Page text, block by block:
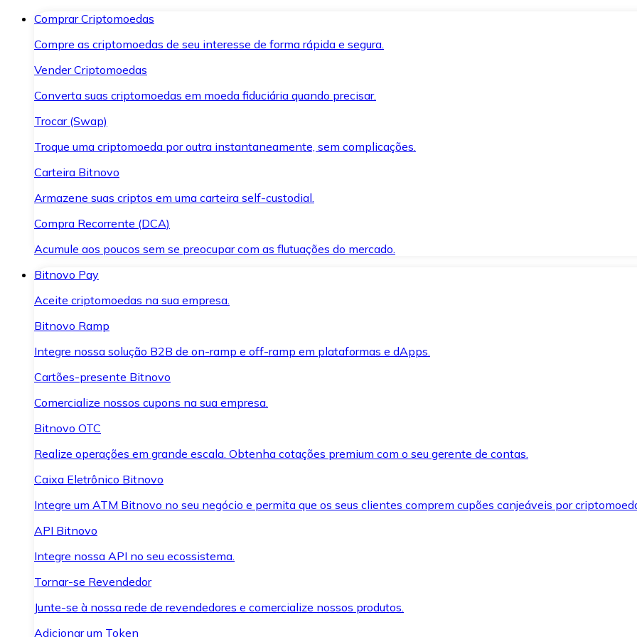
Comprar Criptomoedas
Compre as criptomoedas de seu interesse de forma rápida e segura.
Vender Criptomoedas
Converta suas criptomoedas em moeda fiduciária quando precisar.
Trocar (Swap)
Troque uma criptomoeda por outra instantaneamente, sem complicações.
Carteira Bitnovo
Armazene suas criptos em uma carteira self-custodial.
Compra Recorrente (DCA)
Acumule aos poucos sem se preocupar com as flutuações do mercado.
Bitnovo Pay
Aceite criptomoedas na sua empresa.
Bitnovo Ramp
Integre nossa solução B2B de on-ramp e off-ramp em plataformas e dApps.
Cartões-presente Bitnovo
Comercialize nossos cupons na sua empresa.
Bitnovo OTC
Realize operações em grande escala. Obtenha cotações premium com o seu gerente de contas.
Caixa Eletrônico Bitnovo
Integre um ATM Bitnovo no seu negócio e permita que os seus clientes comprem cupões canjeáveis por
API Bitnovo
Integre nossa API no seu ecossistema.
Tornar-se Revendedor
Junte-se à nossa rede de revendedores e comercialize nossos produtos.
Adicionar um Token